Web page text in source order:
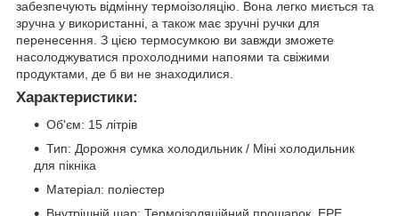
забезпечують відмінну термоізоляцію. Вона легко миється та
зручна у використанні, а також має зручні ручки для
перенесення. З цією термосумкою ви завжди зможете
насолоджуватися прохолодними напоями та свіжими
продуктами, де б ви не знаходилися.
Характеристики:
Об'єм: 15 літрів
Тип: Дорожня сумка холодильник / Міні холодильник
для пікніка
Матеріал: поліестер